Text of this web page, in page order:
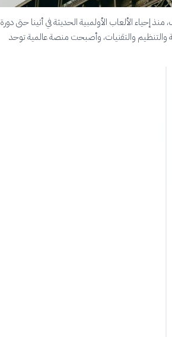
إحياء الألعاب الأولمبية الحديثة في أثينا حتى دورة
والتنظيم والتقنيات، وأصبحت منصة عالمية توحد